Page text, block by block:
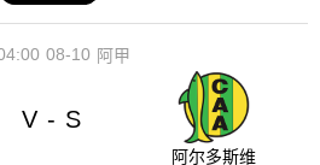
08-10 阿甲
V - S
阿尔多斯维